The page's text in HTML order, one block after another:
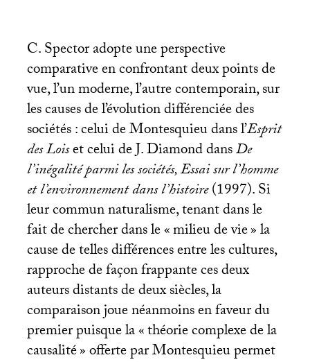
C. Spector adopte une perspective
comparative en confrontant deux points de
vue, l’un moderne, l’autre contemporain, sur
les causes de l’évolution différenciée des
sociétés : celui de Montesquieu dans l’Esprit
des Loiset celui de J. Diamond dansDe
l’inégalité parmi les sociétés, Essai sur l’homme
et l’environnement dans l’histoire(1997). Si
leur commun naturalisme, tenant dans le
fait de chercher dans le «milieu de vie» la
cause de telles différences entre les cultures,
rapproche de façon frappante ces deux
auteurs distants de deux siècles, la
comparaison joue néanmoins en faveur du
premier puisque la «théorie complexe de la
causalité» offerte par Montesquieu permet